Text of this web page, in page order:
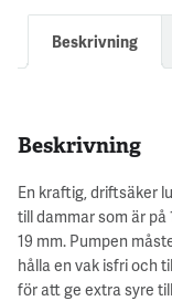
Beskrivning
Beskrivning
En kraftig, driftsäker
till dammar som är på
19 mm. Pumpen
hålla en vak isfri och
för att ge extra syre